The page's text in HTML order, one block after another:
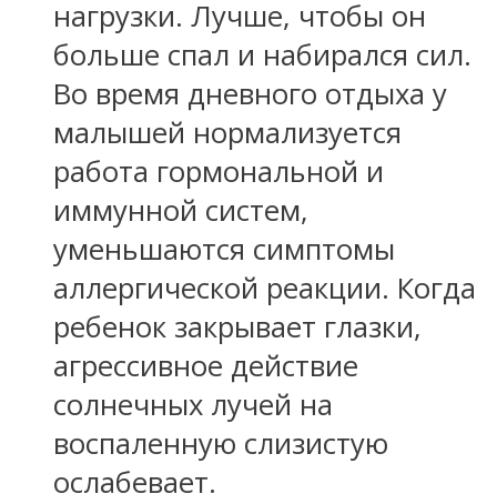
нагрузки. Лучше, чтобы он
больше спал и набирался сил.
Во время дневного отдыха у
малышей нормализуется
работа гормональной и
иммунной систем,
уменьшаются симптомы
аллергической реакции. Когда
ребенок закрывает глазки,
агрессивное действие
солнечных лучей на
воспаленную слизистую
ослабевает.